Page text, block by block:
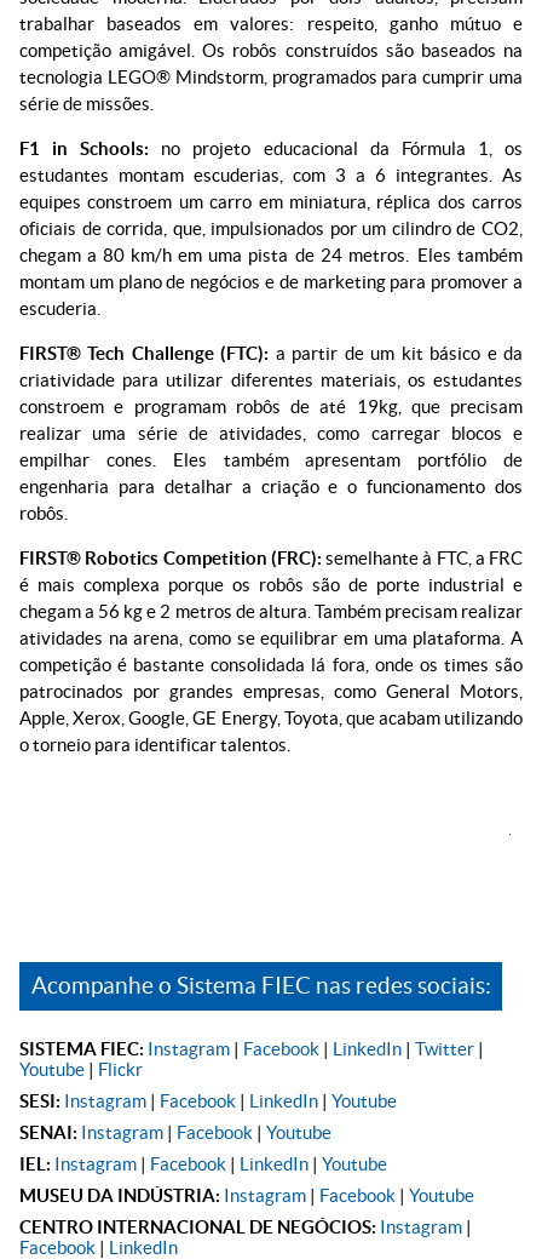
trabalhar baseados em valores: respeito, ganho mútuo e
competição amigável. Os robôs construídos são baseados na
tecnologia LEGO® Mindstorm, programados para cumprir uma
série de missões.
F1 in Schools: no projeto educacional da Fórmula 1, os
estudantes montam escuderias, com 3 a 6 integrantes. As
equipes constroem um carro em miniatura, réplica dos carros
oficiais de corrida, que, impulsionados por um cilindro de CO2,
chegam a 80 km/h em uma pista de 24 metros. Eles também
montam um plano de negócios e de marketing para promover a
escuderia.
FIRST® Tech Challenge (FTC): a partir de um kit básico e da
criatividade para utilizar diferentes materiais, os estudantes
constroem e programam robôs de até 19kg, que precisam
realizar uma série de atividades, como carregar blocos e
empilhar cones. Eles também apresentam portfólio de
engenharia para detalhar a criação e o funcionamento dos
robôs.
FIRST® Robotics Competition (FRC): semelhante à FTC, a FRC
é mais complexa porque os robôs são de porte industrial e
chegam a 56 kg e 2 metros de altura. Também precisam realizar
atividades na arena, como se equilibrar em uma plataforma. A
competição é bastante consolidada lá fora, onde os times são
patrocinados por grandes empresas, como General Motors,
Apple, Xerox, Google, GE Energy, Toyota, que acabam utilizando
o torneio para identificar talentos.
Acompanhe o Sistema FIEC nas redes sociais:
SISTEMA FIEC: Instagram | Facebook | LinkedIn | Twitter |
Youtube | Flickr
SESI: Instagram | Facebook | LinkedIn | Youtube
SENAI: Instagram | Facebook | Youtube
IEL: Instagram | Facebook | LinkedIn | Youtube
MUSEU DA INDÚSTRIA: Instagram | Facebook | Youtube
CENTRO INTERNACIONAL DE NEGÓCIOS: Instagram |
Facebook | LinkedIn